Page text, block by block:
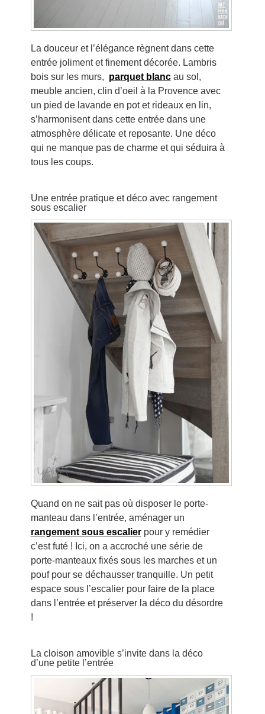
La douceur et l’élégance règnent dans cette
entrée joliment et finement décorée. Lambris
bois sur les murs, parquet blancau sol,
meuble ancien, clin d’oeil à la Provence avec
un pied de lavande en pot et rideaux en lin,
s’harmonisent dans cette entrée dans une
atmosphère délicate et reposante. Une déco
qui ne manque pas de charme et qui séduira à
tous les coups.
Une entrée pratique et déco avec rangement
sous escalier
Quand on ne sait pas où disposer le porte-
manteau dans l’entrée, aménager un
rangement sous escalier pour y remédier
c’est futé ! Ici, on a accroché une série de
porte-manteaux fixés sous les marches et un
pouf pour se déchausser tranquille. Un petit
espace sous l’escalier pour faire de la place
dans l’entrée et préserver la déco du désordre
!
La cloison amovible s’invite dans la déco
d’une petite l’entrée